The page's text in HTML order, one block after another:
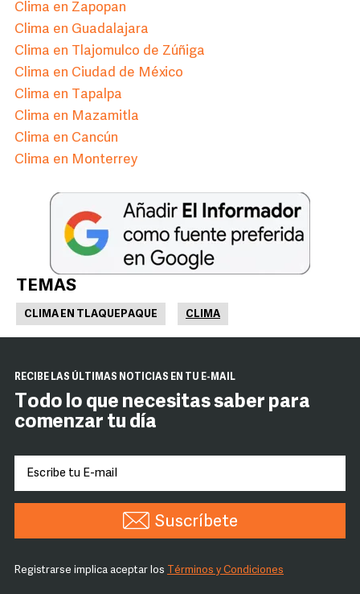
Clima en Zapopan
Clima en Guadalajara
Clima en Tlajomulco de Zúñiga
Clima en Ciudad de México
Clima en Tapalpa
Clima en Mazamitla
Clima en Cancún
Clima en Monterrey
TEMAS
CLIMA EN TLAQUEPAQUE CLIMA
RECIBE LAS ÚLTIMAS NOTICIAS EN TU E-MAIL
Todo lo que necesitas saber para
comenzar tu día
Suscríbete
Registrarse implica aceptar los Términos y Condiciones